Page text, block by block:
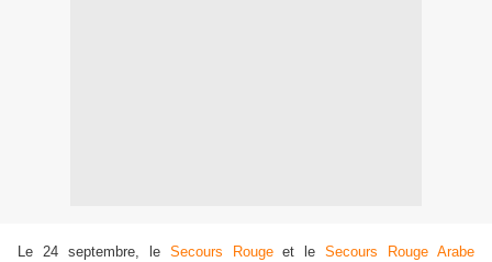
Le 24 septembre, le Secours Rougeet leSecours Rouge Arabe